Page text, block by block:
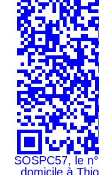
SOSPC57, le
domicile à